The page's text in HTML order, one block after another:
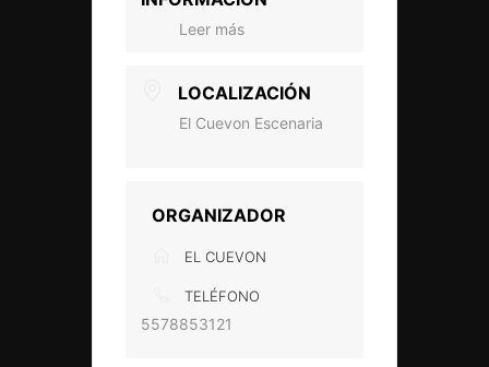
Leer más
LOCALIZACIÓN
El Cuevon Escenaria
ORGANIZADOR
EL CUEVON
TELÉFONO
5578853121